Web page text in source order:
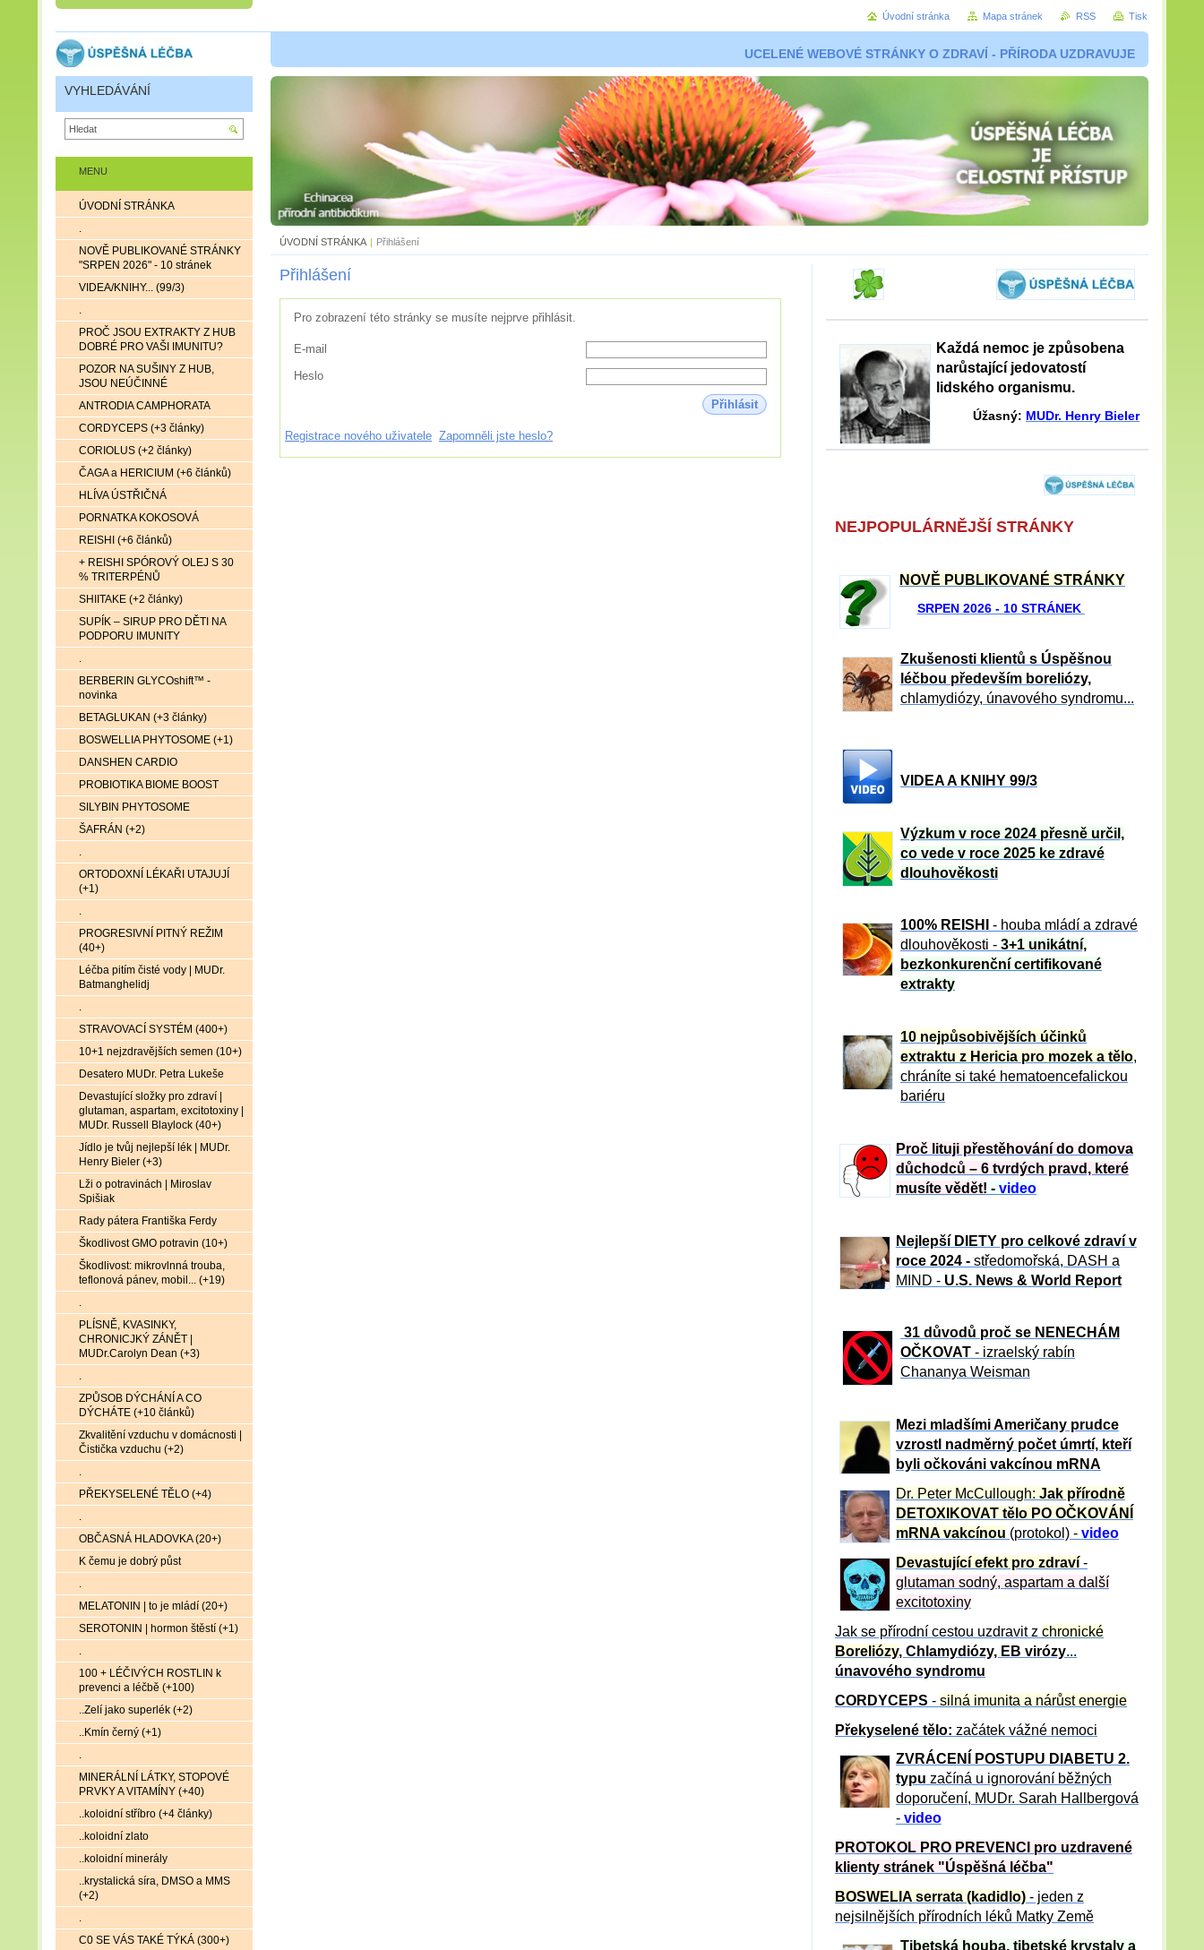
UCELENÉ WEBOVÉ STRÁNKY O ZDRAVÍ - PŘÍRODA UZDRAVUJE
ÚVODNÍ STRÁNKA | Přihlášení
Přihlášení
Pro zobrazení této stránky se musíte nejprve přihlásit.
E-mail
Heslo
Přihlásit
Registrace nového uživatele Zapomněli jste heslo?
Každá nemoc je způsobena
narůstající jedovatostí
lidského organismu.
Úžasný: MUDr. Henry Bieler
NEJPOPULÁRNĚJŠÍ STRÁNKY
NOVĚ PUBLIKOVANÉ STRÁNKY
SRPEN 2026 - 10 STRÁNEK
Zkušenosti klientů s Úspěšnou
léčbou především boreliózy,
chlamydiózy, únavového syndromu...
VIDEA A KNIHY 99/3
Výzkum v roce 2024 přesně určil,
co vede v roce 2025 ke zdravé
dlouhověkosti
100% REISHI
- houba mládí a zdravé
dlouhověkosti - 3+1 unikátní,
bezkonkurenční certifikované
extrakty
10 nejpůsobivějších účinků
extraktu z Hericia pro mozek a tělo,
chráníte si také hematoencefalickou
bariéru
Proč lituji přestěhování do domova
důchodců – 6 tvrdých pravd, které
musíte vědět! - video
Nejlepší DIETY pro celkové zdraví v
roce 2024 - středomořská, DASH a
MIND - U.S. News & World Report
31 důvod ů proč se NENECHÁM
OČKOVAT - izraelský rabín
Chananya Weisman
Mezi mladšími Američany prudce
vzrostl nadměrný počet úmrtí, kteří
byli očkováni vakcínou mRNA
Dr. Peter McCullough: Jak přírodně
DETOXIKOVAT tělo PO OČKOVÁNÍ
mRNA vakcínou (protokol) - video
Devastující efekt pro zdraví-
glutaman sodný, aspartam a další
excitotoxiny
Jak se přírodní cestou uzdravit z chronické
Boreliózy, Chlamydiózy, EB virózy...
únavového syndromu
CORDYCEPS - silná imunita a nárůst energie
Překyselené tělo: začátek vážné nemoci
ZVRÁCE NÍ POSTUPU DIABETU 2.
typu začíná u ignorování běžných
doporučení, MUDr. Sarah Hallbergová
- video
PROTOKOL PRO PREVENCI pro uzdravené
klienty stránek "Úspěšná léčba"
BOSWELIA serrata (kadidlo) - jeden z
nejsilnějších přírodních léků Matky Země
Tibetská houba, tibetské krystaly a
MENU
ÚVODNÍ STRÁNKA
.
NOVĚ PUBLIKOVANÉ STRÁNKY
"SRPEN 2026" - 10 stránek
VIDEA/KNIHY... (99/3)
.
PROČ JSOU EXTRAKTY Z HUB
DOBRÉ PRO VAŠI IMUNITU?
POZOR NA SUŠINY Z HUB,
JSOU NEÚČINNÉ
ANTRODIA CAMPHORATA
CORDYCEPS (+3 články)
CORIOLUS (+2 články)
ČAGA a HERICIUM (+6 článků)
HLÍVA ÚSTŘIČNÁ
PORNATKA KOKOSOVÁ
REISHI (+6 článků)
+ REISHI SPÓROVÝ OLEJ S 30
% TRITERPÉNŮ
SHIITAKE (+2 články)
SUPÍK – SIRUP PRO DĚTI NA
PODPORU IMUNITY
.
BERBERIN GLYCOshift™ -
novinka
BETAGLUKAN (+3 články)
BOSWELLIA PHYTOSOME (+1)
DANSHEN CARDIO
PROBIOTIKA BIOME BOOST
SILYBIN PHYTOSOME
ŠAFRÁN (+2)
.
ORTODOXNÍ LÉKAŘI UTAJUJÍ
(+1)
.
PROGRESIVNÍ PITNÝ REŽIM
(40+)
Léčba pitím čisté vody | MUDr.
Batmanghelidj
.
STRAVOVACÍ SYSTÉM (400+)
10+1 nejzdravějších semen (10+)
Desatero MUDr. Petra Lukeše
Devastující složky pro zdraví |
glutaman, aspartam, excitotoxiny |
MUDr. Russell Blaylock (40+)
Jídlo je tvůj nejlepší lék | MUDr.
Henry Bieler (+3)
Lži o potravinách | Miroslav
Spišiak
Rady pátera Františka Ferdy
Škodlivost GMO potravin (10+)
Škodlivost: mikrovlnná trouba,
teflonová pánev, mobil... (+19)
.
PLÍSNĚ, KVASINKY,
CHRONICJKÝ ZÁNĚT |
MUDr.Carolyn Dean (+3)
.
ZPŮSOB DÝCHÁNÍ A CO
DÝCHÁTE (+10 článků)
Zkvalitění vzduchu v domácnosti |
Čistička vzduchu (+2)
.
PŘEKYSELENÉ TĚLO (+4)
.
OBČASNÁ HLADOVKA (20+)
K čemu je dobrý půst
.
MELATONIN | to je mládí (20+)
SEROTONIN | hormon štěstí (+1)
.
100 + LÉČIVÝCH ROSTLIN k
prevenci a léčbě (+100)
..Zelí jako superlék (+2)
..Kmín černý (+1)
.
MINERÁLNÍ LÁTKY, STOPOVÉ
PRVKY A VITAMÍNY (+40)
..koloidní stříbro (+4 články)
..koloidní zlato
..koloidní minerály
..krystalická síra, DMSO a MMS
(+2)
.
C0 SE VÁS TAKÉ TÝKÁ (300+)
VYHLEDÁVÁNÍ
Úvodní stránka Mapa stránek RSS Tisk